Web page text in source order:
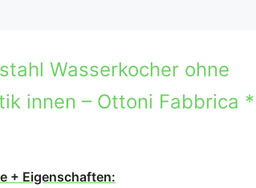
Wasserkocher ohne
innen – Ottoni Fabbrica *
+ Eigenschaften: